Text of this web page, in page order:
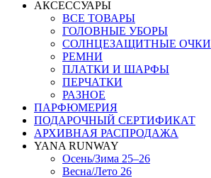
АКСЕССУАРЫ
ВСЕ ТОВАРЫ
ГОЛОВНЫЕ УБОРЫ
СОЛНЦЕЗАЩИТНЫЕ ОЧКИ
РЕМНИ
ПЛАТКИ И ШАРФЫ
ПЕРЧАТКИ
РАЗНОЕ
ПАРФЮМЕРИЯ
ПОДАРОЧНЫЙ СЕРТИФИКАТ
АРХИВНАЯ РАСПРОДАЖА
YANA RUNWAY
Осень/Зима 25–26
Весна/Лето 26